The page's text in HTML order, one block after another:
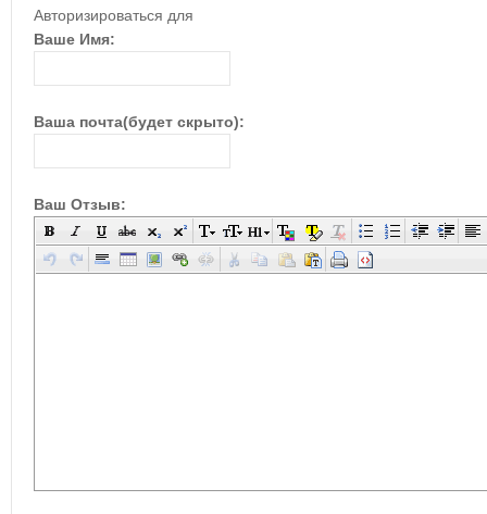
Авторизироваться для
Ваше Имя:
Ваша почта(будет скрыто):
Ваш Отзыв: